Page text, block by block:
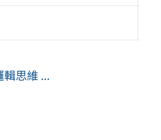
思維 ...